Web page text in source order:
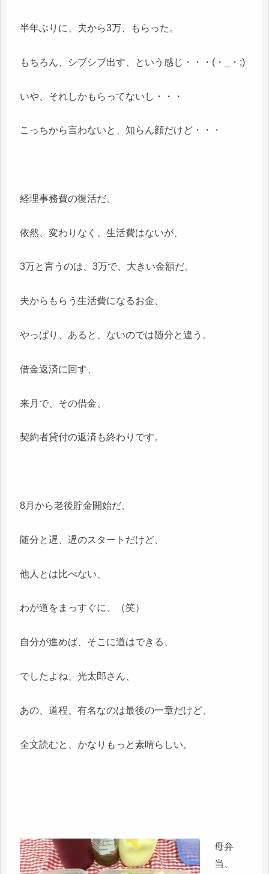
半年ぶりに、夫から3万、もらった。
もちろん、シブシブ出す、という感じ・・・(・_・;)
いや、それしかもらってないし・・・
こっちから言わないと、知らん顔だけど・・・
経理事務費の復活だ。
依然、変わりなく、生活費はないが、
3万と言うのは、3万で、大きい金額だ。
夫からもらう生活費になるお金、
やっぱり、あると、ないのでは随分と違う。
借金返済に回す、
来月で、その借金、
契約者貸付の返済も終わりです。
8月から老後貯金開始だ、
随分と遅、遅のスタートだけど、
他人とは比べない、
わが道をまっすぐに、（笑）
自分が進めば、そこに道はできる、
でしたよね、光太郎さん、
あの、道程、有名なのは最後の一章だけど、
全文読むと、かなりもっと素晴らしい。
母弁
当、